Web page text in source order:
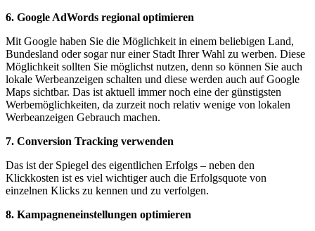
6. Google AdWords regional optimieren
Mit Google haben Sie die Möglichkeit in einem beliebigen Land,
Bundesland oder sogar nur einer Stadt Ihrer Wahl zu werben. Diese
Möglichkeit sollten Sie möglichst nutzen, denn so können Sie auch
lokale Werbeanzeigen schalten und diese werden auch auf Google
Maps sichtbar. Das ist aktuell immer noch eine der günstigsten
Werbemöglichkeiten, da zurzeit noch relativ wenige von lokalen
Werbeanzeigen Gebrauch machen.
7. Conversion Tracking verwenden
Das ist der Spiegel des eigentlichen Erfolgs – neben den
Klickkosten ist es viel wichtiger auch die Erfolgsquote von
einzelnen Klicks zu kennen und zu verfolgen.
8. Kampagneneinstellungen optimieren